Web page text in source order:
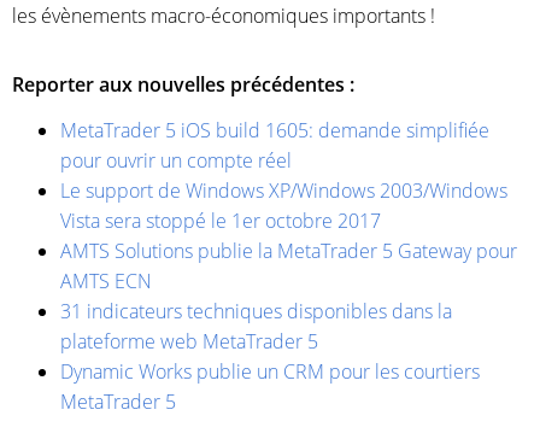
les évènements macro-économiques importants !
Reporter aux nouvelles précédentes :
MetaTrader 5 iOS build 1605: demande simplifiée
pour ouvrir un compte réel
Le support de Windows XP/Windows 2003/Windows
Vista sera stoppé le 1er octobre 2017
AMTS Solutions publie la MetaTrader 5 Gateway pour
AMTS ECN
31 indicateurs techniques disponibles dans la
plateforme web MetaTrader 5
Dynamic Works publie un CRM pour les courtiers
MetaTrader 5